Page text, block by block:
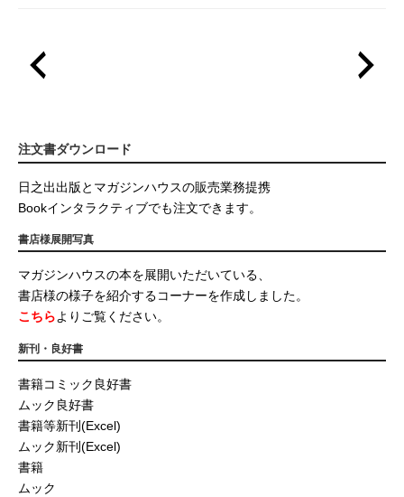
注文書ダウンロード
日之出出版とマガジンハウスの販売業務提携
Bookインタラクティブでも注文できます。
書店様展開写真
マガジンハウスの本を展開いただいている、
書店様の様子を紹介するコーナーを作成しました。
こちらよりご覧ください。
新刊・良好書
書籍コミック良好書
ムック良好書
書籍等新刊(Excel)
ムック新刊(Excel)
書籍
ムック